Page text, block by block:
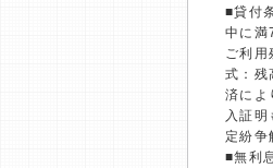
■貸付
中に満
ご利
式：残
済によ
入証
定紛
■無利